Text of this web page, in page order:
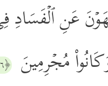
عَنِ
مُجۡرِمِینَ ﴿١١٦﴾